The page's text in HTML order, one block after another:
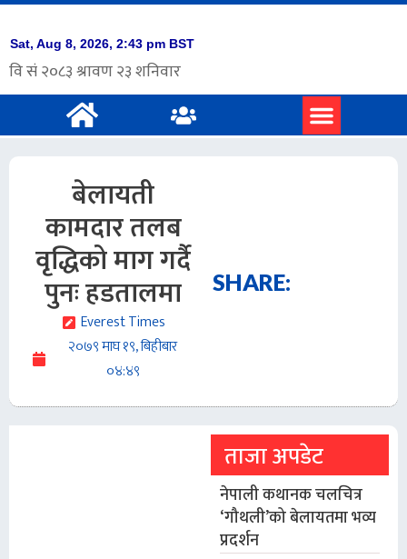
बेलायती
कामदार तलब
वृद्धिको माग गर्दै
पुनः हडतालमा
Everest Times
२०७९ माघ १९, बिहीबार
०४:४९
SHARE:
ताजा अपडेट
नेपाली कथानक चलचित्र
‘गौथली’को बेलायतमा भव्य
प्रदर्शन